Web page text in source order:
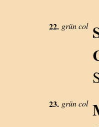
22. grün col
23. grün col